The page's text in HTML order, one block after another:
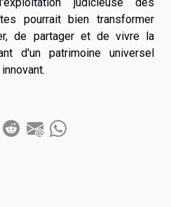
judicieuse des
pourrait bien transformer
de partager et de vivre la
d'un patrimoine universel